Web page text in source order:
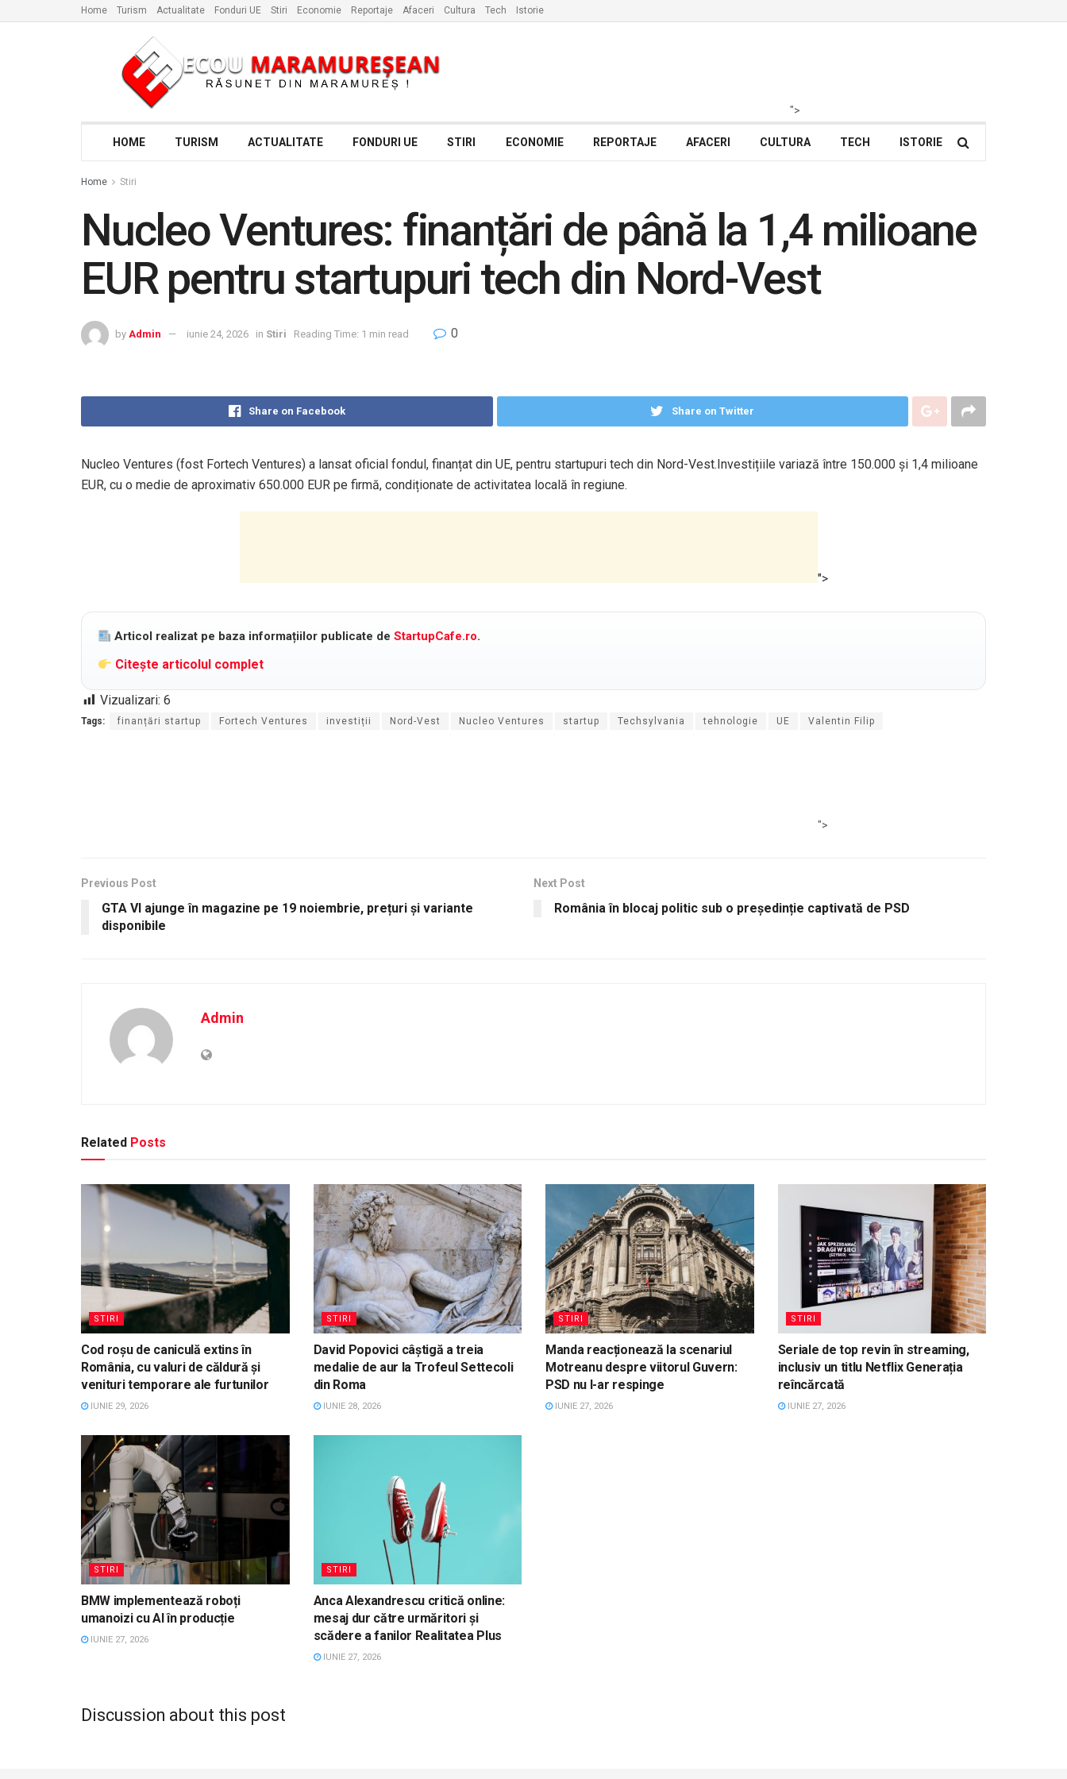
Home Turism Actualitate Fonduri UE Stiri Economie Reportaje Afaceri Cultura Tech Istorie
">
HOME TURISM ACTUALITATE FONDURI UE STIRI ECONOMIE REPORTAJE AFACERI CULTURA TECH ISTORIE
Home Stiri
Nucleo Ventures: finanțări de până la 1,4 milioane
EUR pentru startupuri tech din Nord-Vest
by Admin iunie 24, 2026 in Stiri Reading Time: 1 min read 0
Share on Facebook Share on Twitter
Nucleo Ventures (fost Fortech Ventures) a lansat oficial fondul, finanțat din UE, pentru startupuri tech din Nord-Vest.Investițiile variază între 150.000 și 1,4 milioane
EUR, cu o medie de aproximativ 650.000 EUR pe firmă, condiționate de activitatea locală în regiune.
">
Articol realizat pe baza informațiilor publicate deStartupCafe.ro.
Citește articolul complet
Vizualizari: 6
Tags: finanțări startup Fortech Ventures investiții Nord-Vest Nucleo Ventures startup Techsylvania tehnologie UE Valentin Filip
">
Previous Post
GTA VI ajunge în magazine pe 19 noiembrie, prețuri și variante
disponibile
Next Post
România în blocaj politic sub o președinție captivată de PSD
Admin
Related Posts
STIRI
Cod roșu de caniculă extins în
România, cu valuri de căldură și
venituri temporare ale furtunilor
IUNIE 29, 2026
STIRI
David Popovici câștigă a treia
medalie de aur la Trofeul Settecoli
din Roma
IUNIE 28, 2026
STIRI
Manda reacționează la scenariul
Motreanu despre viitorul Guvern:
PSD nu l-ar respinge
IUNIE 27, 2026
STIRI
Seriale de top revin în streaming,
inclusiv un titlu Netflix Generația
reîncărcată
IUNIE 27, 2026
STIRI
BMW implementează roboți
umanoizi cu AI în producție
IUNIE 27, 2026
STIRI
Anca Alexandrescu critică online:
mesaj dur către urmăritori și
scădere a fanilor Realitatea Plus
IUNIE 27, 2026
Discussion about this post